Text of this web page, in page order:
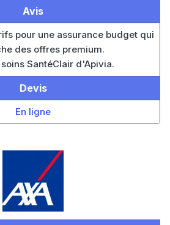
Avis
pour une assurance budget qui
des offres premium.
soins SantéClair d'Apivia.
Devis
En ligne